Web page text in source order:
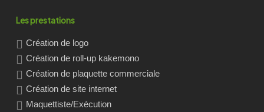
Les prestations
Création de logo
Création de roll-up kakemono
Création de plaquette commerciale
Création de site internet
Maquettiste/Exécution